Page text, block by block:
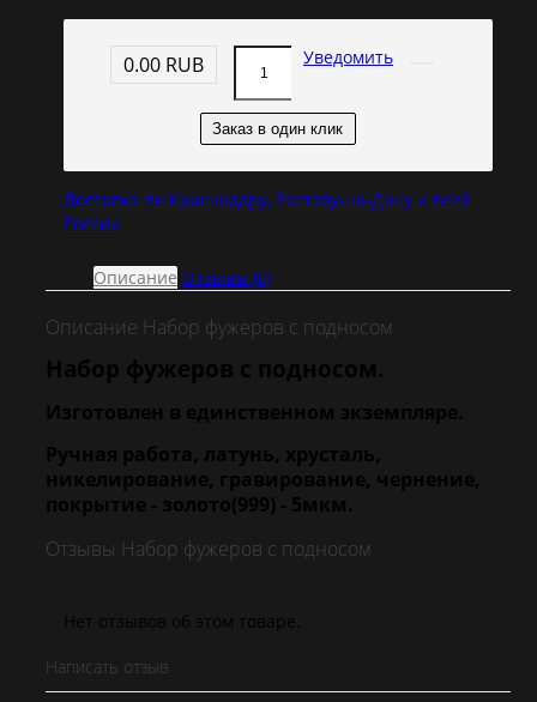
0.00 RUB Уведомить
Заказ в один клик
Доставка по Краснодару, Ростову-на-Дону и всей
России
Описание Отзывы (0)
Описание Набор фужеров с подносом
Набор фужеров с подносом.
Изготовлен в единственном экземпляре.
Ручная работа, латунь, хрусталь,
никелирование, гравирование, чернение,
покрытие - золото(999) - 5мкм.
Отзывы Набор фужеров с подносом
Нет отзывов об этом товаре.
Написать отзыв